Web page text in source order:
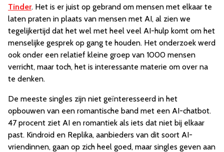
Tinder. Het is er juist op gebrand om mensen met elkaar te
laten praten in plaats van mensen met AI, al zien we
tegelijkertijd dat het wel met heel veel AI-hulp komt om het
menselijke gesprek op gang te houden. Het onderzoek werd
ook onder een relatief kleine groep van 1000 mensen
verricht, maar toch, het is interessante materie om over na
te denken.
De meeste singles zijn niet geïnteresseerd in het
opbouwen van een romantische band met een AI-chatbot.
47 procent ziet AI en romantiek als iets dat niet bij elkaar
past. Kindroid en Replika, aanbieders van dit soort AI-
vriendinnen, gaan op zich heel goed, maar singles geven aan